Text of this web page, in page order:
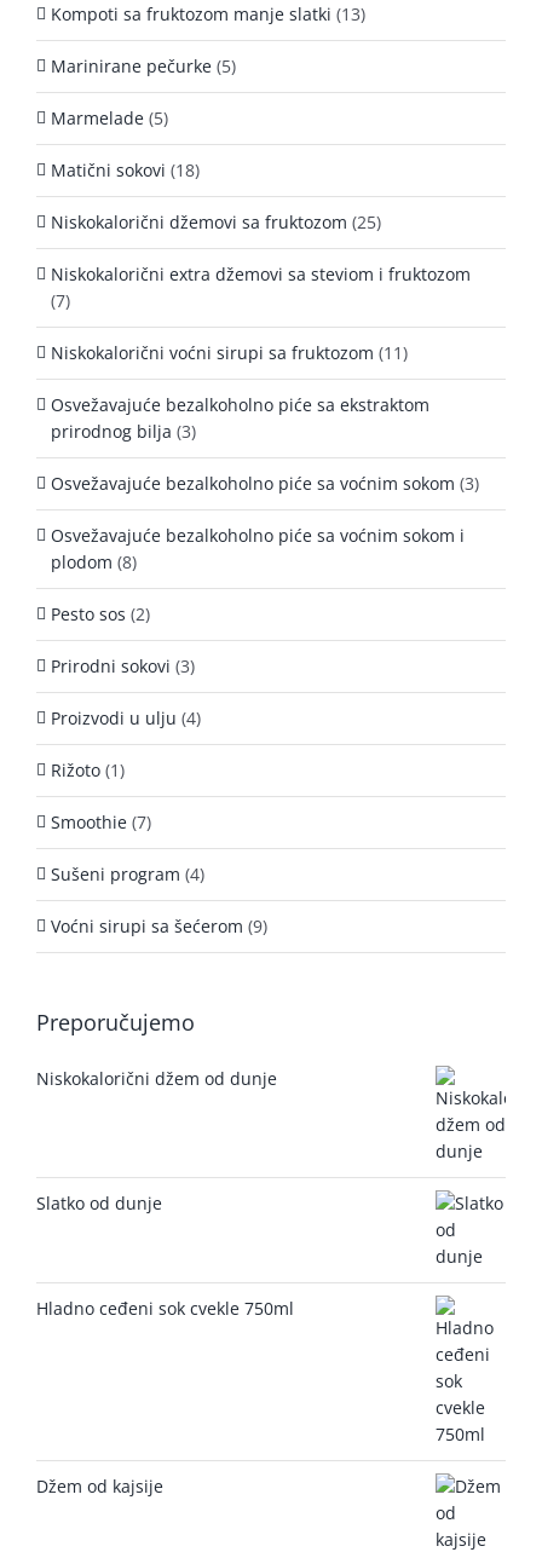
Kompoti sa fruktozom manje slatki (13)
Marinirane pečurke (5)
Marmelade (5)
Matični sokovi (18)
Niskokalorični džemovi sa fruktozom (25)
Niskokalorični extra džemovi sa steviom i fruktozom
(7)
Niskokalorični voćni sirupi sa fruktozom (11)
Osvežavajuće bezalkoholno piće sa ekstraktom
prirodnog bilja (3)
Osvežavajuće bezalkoholno piće sa voćnim sokom (3)
Osvežavajuće bezalkoholno piće sa voćnim sokom i
plodom (8)
Pesto sos (2)
Prirodni sokovi (3)
Proizvodi u ulju (4)
Rižoto (1)
Smoothie (7)
Sušeni program (4)
Voćni sirupi sa šećerom (9)
Preporučujemo
Niskokalorični džem od dunje
Slatko od dunje
Hladno ceđeni sok cvekle 750ml
Džem od kajsije